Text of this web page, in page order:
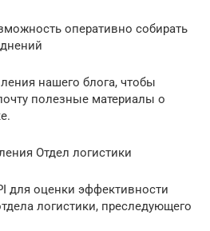
оперативно собирать
нашего блога, чтобы
полезные материалы о
Отдел логистики
для оценки эффективности
логистики, преследующего